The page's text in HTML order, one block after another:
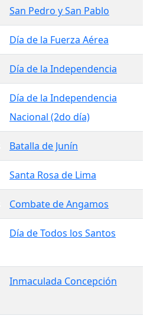
San Pedro y San Pablo
Día de la Fuerza Aérea
Día de la Independencia
Día de la Independencia
Nacional (2do día)
Batalla de Junín
Santa Rosa de Lima
Combate de Angamos
Día de Todos los Santos
Inmaculada Concepción